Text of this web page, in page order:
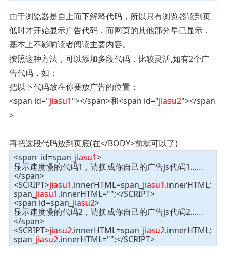
由于浏览器是自上而下解释代码，所以只有浏览器读到页
低时才开始显示广告代码，而网页的其他部分早已显示，
基本上不影响读者阅读主要内容。
按照这种方法，可以添加多段代码，比较灵活,如有2个广
告代码，如：
把以下代码放在你要放广告的位置：
<span id="jiasu1"></span>和<span id="jiasu2"></span
>
再把这段代码放到页底(在</BODY>前就可以了)
<span id=span_ jiasu1>
显示速度慢的代码1，请换成你自己的广告js代码1……
</span>
<SCRIPT>jiasu1.innerHTML=span_ jiasu1.innerHTML;
span_ jiasu1.innerHTML="";</SCRIPT>
<span id=span_ jiasu2>
显示速度慢的代码2，请换成你自己的广告js代码2……
</span>
<SCRIPT>jiasu2.innerHTML=span_ jiasu2.innerHTML;
span_ jiasu2.innerHTML="";</SCRIPT>